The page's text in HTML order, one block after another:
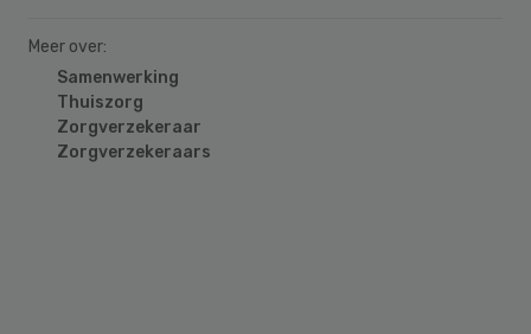
Meer over:
Samenwerking
Thuiszorg
Zorgverzekeraar
Zorgverzekeraars